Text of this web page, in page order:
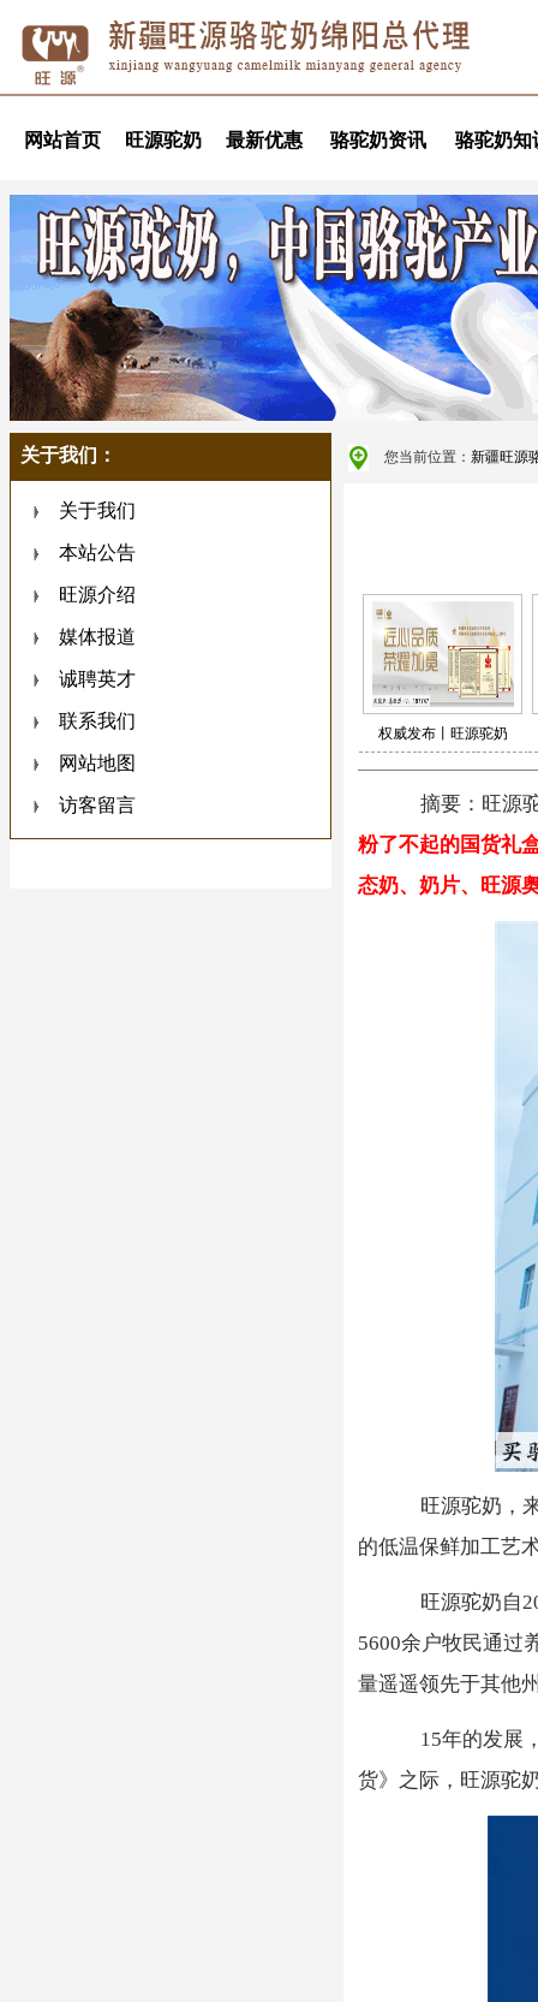
网站首页 旺源驼奶 最新优惠 骆驼奶资讯 骆驼奶知
关于我们：
关于我们
本站公告
旺源介绍
媒体报道
诚聘英才
联系我们
网站地图
访客留言
您当前位置： 新疆旺源
权威发布丨旺源驼奶
摘要： 旺源
粉了不起的国货礼
态奶、奶片、旺源
旺源驼奶，
的低温保鲜加工艺
旺源驼奶自
5600余户牧民通过
量遥遥领先于其他
15年的发展
货》之际，旺源驼